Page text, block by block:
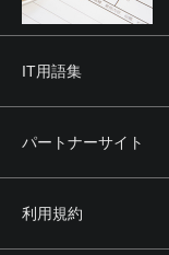
IT用語集
パートナーサイト
利用規約